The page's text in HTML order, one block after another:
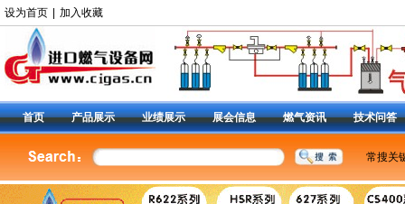
设为首页 加入收藏
首页 产品展示 业绩展示 展会信息 燃气资讯 技术问答
常搜关
燃气调